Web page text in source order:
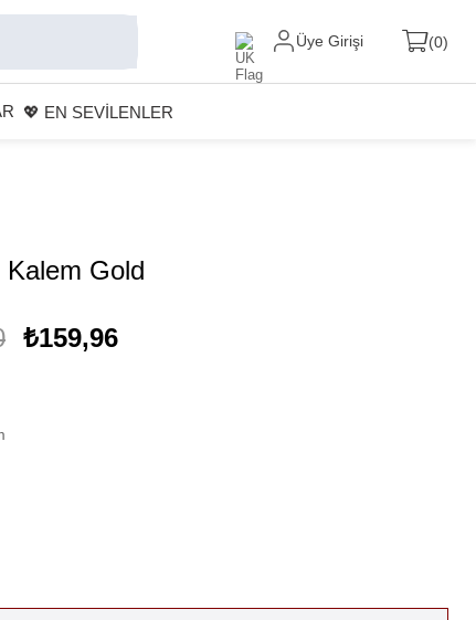
Üye Girişi 0
💖 EN SEVİLENLER
Gold
₺159,96